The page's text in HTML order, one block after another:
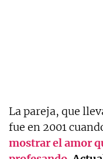
La pareja, que
fue en 2001
mostrar el amor